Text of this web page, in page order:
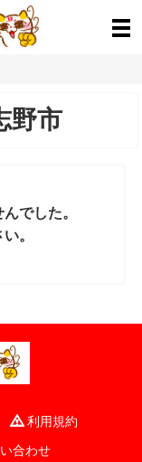
野市
でした。
。
利用規約
合わせ